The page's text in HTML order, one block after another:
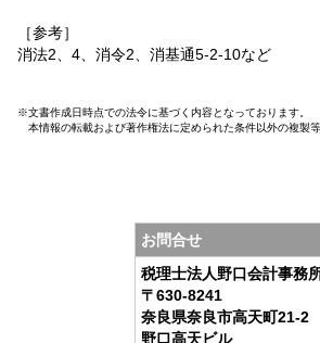
［参考］
消法2、4、消令2、消基通5-2-10など
※文書作成日時点での法令に基づく内容となっております。
本情報の転載および著作権法に定められた条件以外の複製等
お問合せ
税理士法人野口会計事務
〒630-8241
奈良県奈良市高天町21-2
野口高天ビル